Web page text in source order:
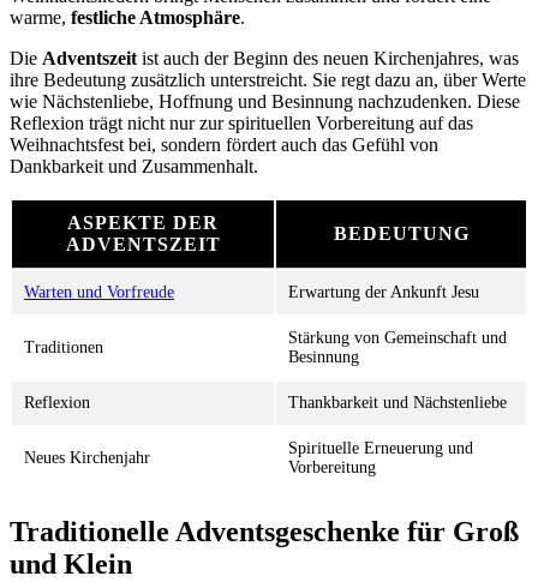
warme, festliche Atmosphäre.
Die Adventszeit ist auch der Beginn des neuen Kirchenjahres, was
ihre Bedeutung zusätzlich unterstreicht. Sie regt dazu an, über Werte
wie Nächstenliebe, Hoffnung und Besinnung nachzudenken. Diese
Reflexion trägt nicht nur zur spirituellen Vorbereitung auf das
Weihnachtsfest bei, sondern fördert auch das Gefühl von
Dankbarkeit und Zusammenhalt.
ASPEKTE DER
ADVENTSZEIT
BEDEUTUNG
Warten und Vorfreude Erwartung der Ankunft Jesu
Traditionen
Stärkung von Gemeinschaft und
Besinnung
Reflexion Thankbarkeit und Nächstenliebe
Neues Kirchenjahr
Spirituelle Erneuerung und
Vorbereitung
Traditionelle Adventsgeschenke für Groß
und Klein